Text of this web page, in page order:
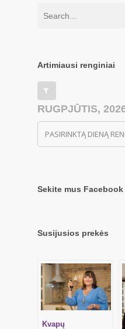
Artimiausi renginiai
RUGPJŪTIS,
PASIRINKTĄ DIENĄ
Sekite mus Facebook
Susijusios prekės
Kvapų